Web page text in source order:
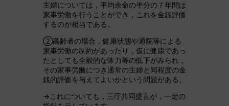
主婦については，平均余命の半分の７年間は
家事労働を行うことができ，これを金銭評価
するのが相当である。
②高齢者の場合，健康状態や通院等による
家事労働の制約があったり，仮に健康であっ
たとしても全般的な体力等の低下がみられ，
その家事労働につき通常の主婦と同程度の金
銭的評価を与えてよいかという問題がある。
→これについても，三庁共同提言が，一定の